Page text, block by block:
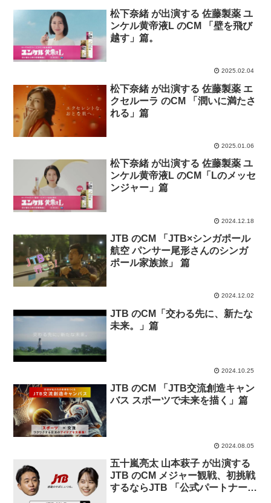
松下奈緒 が出演する 佐藤製薬 ユ
ンケル黄帝液L のCM 「壁を飛び
越す」篇。
2025.02.04
松下奈緒 が出演する 佐藤製薬 エ
クセルーラ のCM 「潤いに満たさ
れる」篇
2025.01.06
松下奈緒 が出演する 佐藤製薬 ユ
ンケル黄帝液L のCM「Lのメッセ
ンジャー」篇
2024.12.18
JTB のCM 「JTB×シンガポール
航空 パンサー尾形さんのシンガ
ポール家族旅」 篇
2024.12.02
JTB のCM「交わる先に、新たな
未来。」篇
2024.10.25
JTB のCM 「JTB交流創造キャン
バス スポーツで未来を描く」篇
2024.08.05
五十嵐亮太 山本萩子 が出演する
JTB のCM メジャー観戦、初挑戦
するならJTB 「公式パートナー